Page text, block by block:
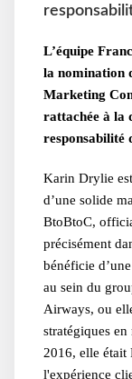
L’équipe
la nomination
Marketing
rattachée à la
responsabilité
Karin Drylie
d’une solide
BtoBtoC,
précisément
bénéficie
au sein du
Airways, ou
stratégiques
2016, elle était
l'expérience